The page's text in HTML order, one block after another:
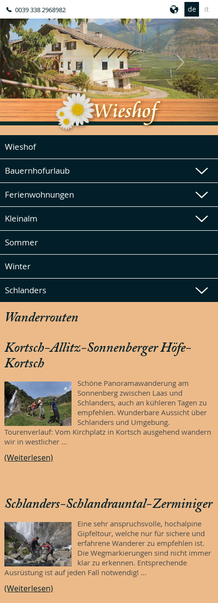
0039 338 2968982 de it
Wieshof
Bauernhofurlaub
Ferienwohnungen
Kleinalm
Sommer
Winter
Schlanders
Wanderrouten
Kortsch-Allitz-Sonnenberger Höfe-
Kortsch
Schöne Panoramawanderung am
Sonnenberg zwischen Laas und
Schlanders, auch an kühleren Tagen zu
empfehlen. Wunderbare Aussicht über
Schlanders und Umgebung.
Tourenverlauf: Vom Kirchplatz in Kortsch ausgehend wandern
wir in westlicher …
(Weiterlesen)
Schlanders-Schlandrauntal-Zerminiger
Eine sehr anspruchsvolle, hochalpine
Gipfeltour, welche nur für sichere und
erfahrene Wanderer zu empfehlen ist.
Die Wegmarkierungen sind nicht immer
klar zu erkennen. Entsprechende
Ausrüstung ist auf jeden Fall notwendig! …
(Weiterlesen)